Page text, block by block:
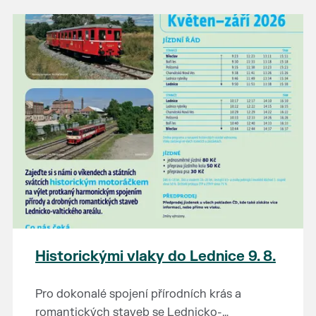
Prodejce prosíme tradičně o příchod 30
minut před začátkem, aby si vše na
prodejních místech stihli přichystat. Pokud
plánujete přijít a chcete rezervovat prodejní
místo, potvrďte prosím účast přes email
petr.vlasak@breclav.eu nebo zde v události,
ať víme, s kolika lidmi máme počítat. Počet
prodejních míst je omezen.
Těšíme se jako vždy!
Historickými vlaky do Lednice 9. 8.
Pro dokonalé spojení přírodních krás a
romantických staveb se Lednicko-